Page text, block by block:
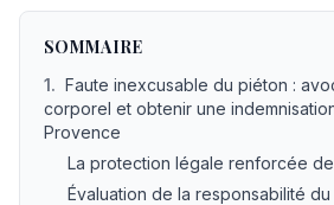
SOMMAIRE
1. Faute inexcusable du piéton :
corporel et obtenir une
Provence
La protection légale renforcée
Évaluation de la responsabilité